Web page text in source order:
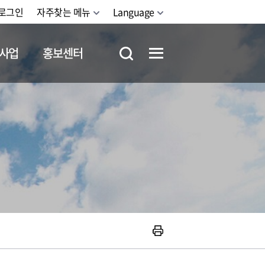
그인 자주찾는 메뉴 Language
업 홍보센터